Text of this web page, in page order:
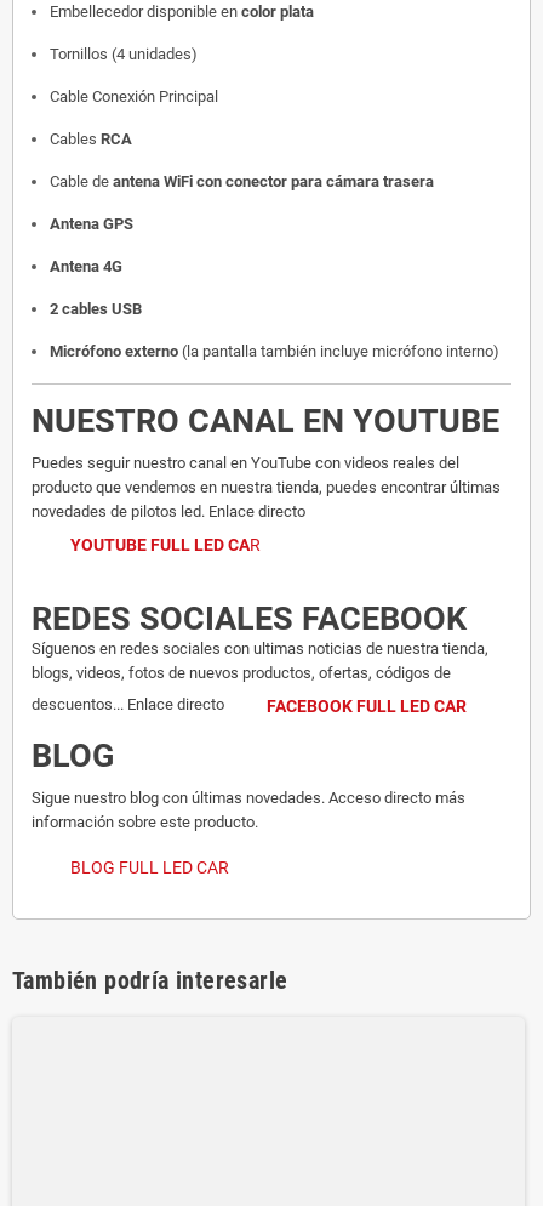
Embellecedor disponible en color plata
Tornillos (4 unidades)
Cable Conexión Principal
Cables RCA
Cable de antena WiFi con conector para cámara trasera
Antena GPS
Antena 4G
2 cables USB
Micrófono externo (la pantalla también incluye micrófono interno)
NUESTRO CANAL EN YOUTUBE
Puedes seguir nuestro canal en YouTube con videos reales del
producto que vendemos en nuestra tienda, puedes encontrar últimas
novedades de pilotos led. Enlace directo
YOUTUBE FULL LED CAR
REDES SOCIALES FACEBOOK
Síguenos en redes sociales con ultimas noticias de nuestra tienda,
blogs, videos, fotos de nuevos productos, ofertas, códigos de
descuentos... Enlace directo
FACEBOOK FULL LED CAR
BLOG
Sigue nuestro blog con últimas novedades. Acceso directo más
información sobre este producto.
BLOG FULL LED CAR
También podría interesarle